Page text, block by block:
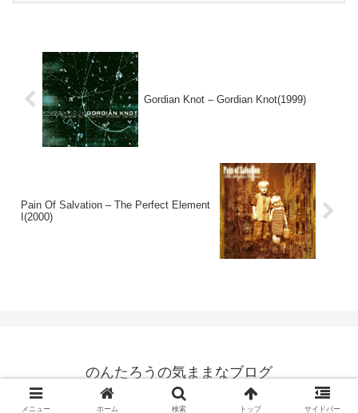
Gordian Knot – Gordian Knot(1999)
Pain Of Salvation – The Perfect Element
I(2000)
のんたろうの気ままなブログ
Copyright © 2011-2026 のんたろう All Rights Reserved.
メニュー ホーム 検索 トップ サイドバー